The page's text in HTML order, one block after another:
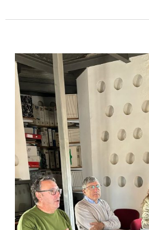
Reunión
de
cooperación